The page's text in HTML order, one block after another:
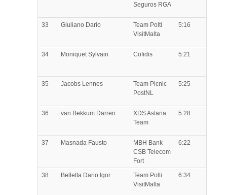
Seguros RGA
33 Giuliano Dario
Team Polti
VisitMalta
5:16
34 MoniquetSylvain Cofidis 5:21
35 Jacobs Lennes
Team Picnic
PostNL
5:25
36 van Bekkum Darren
XDS Astana
Team
5:28
37 Masnada Fausto
MBH Bank
CSB Telecom
Fort
6:22
38 Belletta Dario Igor
Team Polti
VisitMalta
6:34